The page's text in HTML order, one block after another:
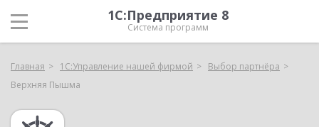
1С:Предприятие 8
Система программ
Главная 1С:Управление нашей фирмой
Выбор партнёра
Верхняя Пышма